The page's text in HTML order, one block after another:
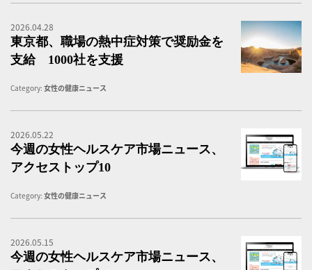
2026.04.28
東京都、職場の熱中症対策で奨励金を
支給 1000社を支援
Category: 女性の健康ニュース
2026.05.22
今週の女性ヘルスケア市場ニュース、
アクセストップ10
Category: 女性の健康ニュース
2026.05.15
今週の女性ヘルスケア市場ニュース、